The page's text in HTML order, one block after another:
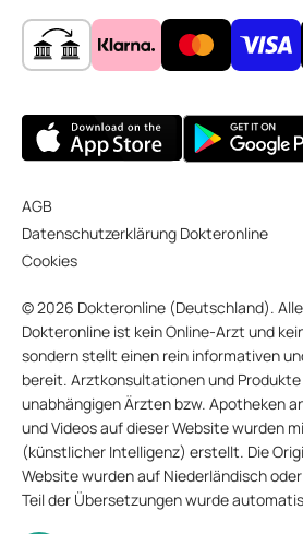
AGB
Datenschutzerklärung Dokteronline
Cookies
© 2026 Dokteronline (Deutschland).
Dokteronline ist kein Online-Arzt und
sondern stellt einen rein informativen
bereit. Arztkonsultationen und
unabhängigen Ärzten bzw. Apotheken
und Videos auf dieser Website wurden
(künstlicher Intelligenz) erstellt. Die
Website wurden auf Niederländisch
Teil der Übersetzungen wurde